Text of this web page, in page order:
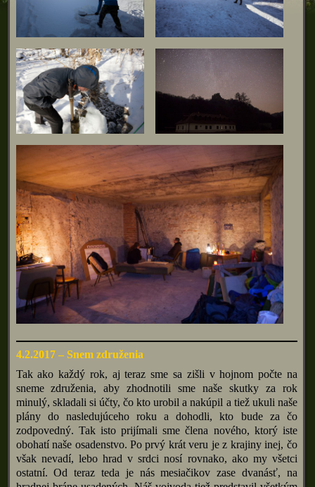
4.2.2017 – Snem združenia
Tak ako každý rok, aj teraz sme sa zišli v hojnom počte na
sneme združenia, aby zhodnotili sme naše skutky za rok
minulý, skladali si účty, čo kto urobil a nakúpil a tiež ukuli naše
plány do nasledujúceho roku a dohodli, kto bude za čo
zodpovedný. Tak isto prijímali sme člena nového, ktorý iste
obohatí naše osadenstvo. Po prvý krát veru je z krajiny inej, čo
však nevadí, lebo hrad v srdci nosí rovnako, ako my všetci
ostatní. Od teraz teda je nás mesiačikov zase dvanásť, na